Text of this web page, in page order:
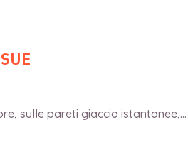
sulle pareti giaccio istantanee,...